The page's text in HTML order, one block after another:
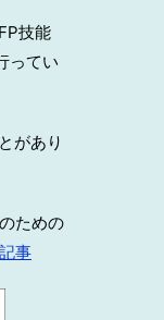
技能
ってい
があり
ための
事